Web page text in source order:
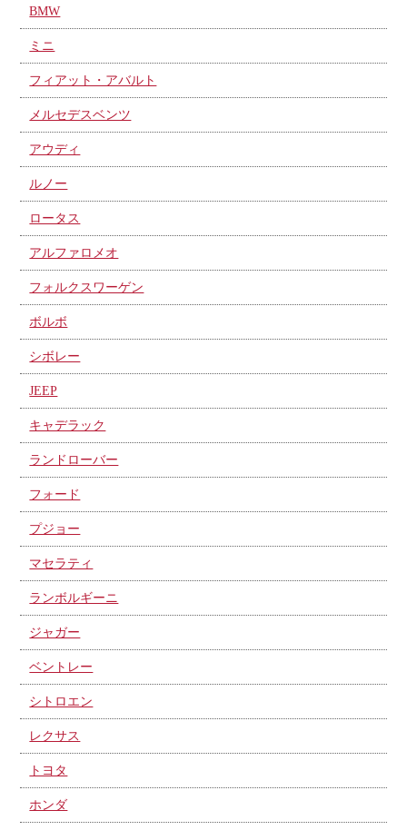
BMW
ミニ
フィアット・アバルト
メルセデスベンツ
アウディ
ルノー
ロータス
アルファロメオ
フォルクスワーゲン
ボルボ
シボレー
JEEP
キャデラック
ランドローバー
フォード
プジョー
マセラティ
ランボルギーニ
ジャガー
ベントレー
シトロエン
レクサス
トヨタ
ホンダ